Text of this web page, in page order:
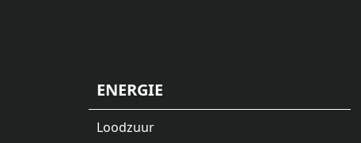
ENERGIE
Loodzuur